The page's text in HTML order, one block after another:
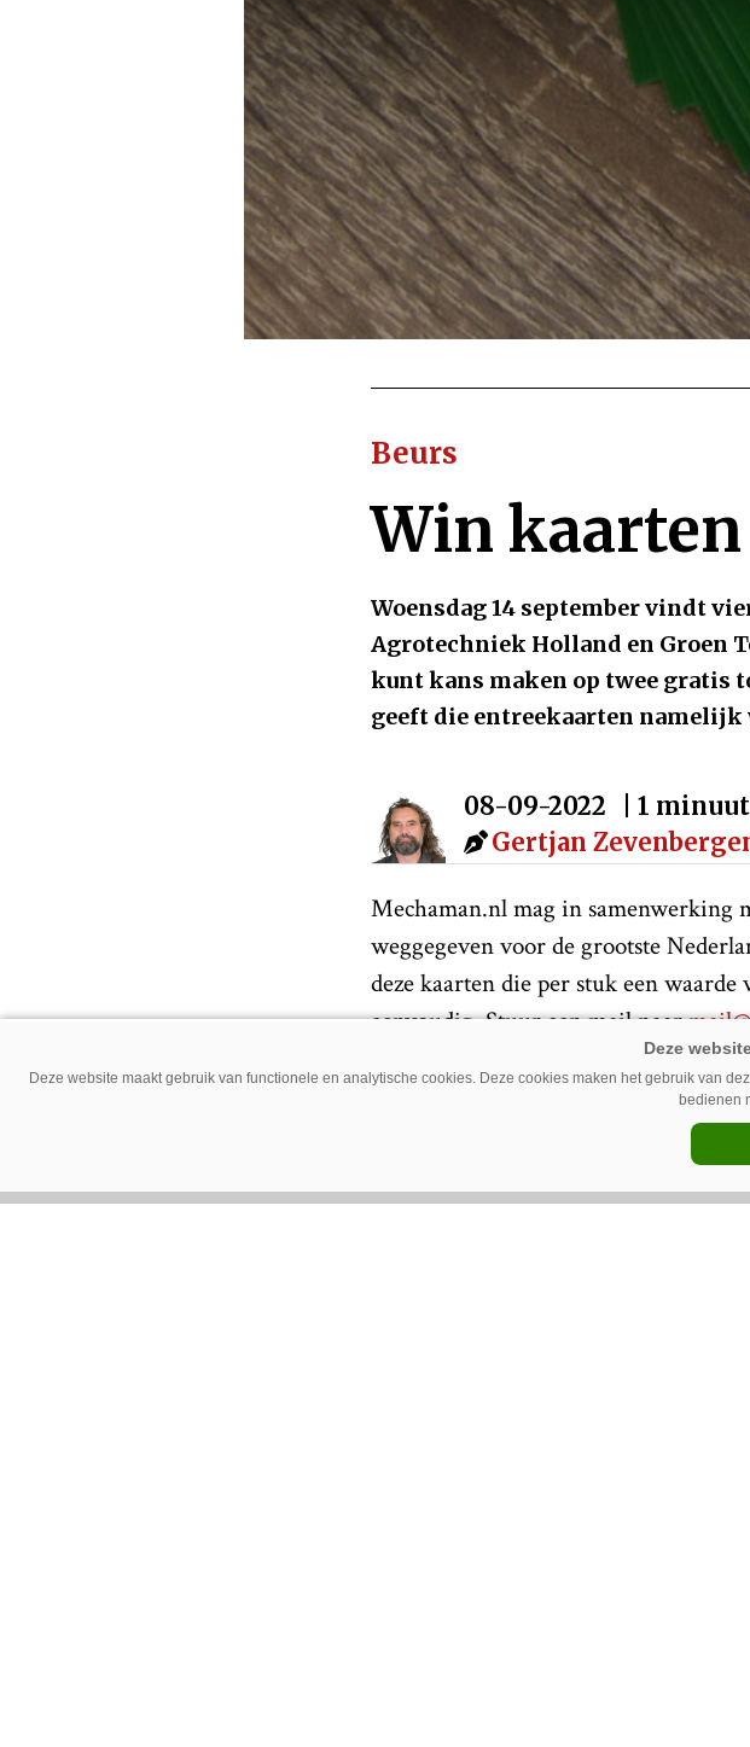
Beurs
Win
Woensdag 14 september vindt
Agrotechniek Holland en Groen
kunt kans maken op twee gratis
geeft die entreekaarten namelijk
08-09-2022
| 1 minuut
Gertjan
Mechaman.nl mag in samenwerking
weggegeven voor de grootste
deze kaarten die per stuk een
eenvoudig. Stuur een mail naar
meteen aan welke niet bestaande
Doe dat wel voor aanstaande
Deze website maakt gebruik van functionele en analytische cookies. Deze cookies maken het gebruik van
bedienen